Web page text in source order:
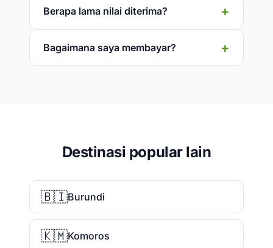
Berapa lama nilai diterima?
Bagaimana saya membayar?
Destinasi popular lain
🇧🇮Burundi
🇰🇲Komoros